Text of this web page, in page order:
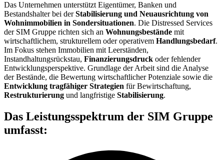
Das Unternehmen unterstützt Eigentümer, Banken und
Bestandshalter bei derStabilisierung und Neuausrichtung von
Wohnimmobilien in Sondersituationen. Die Distressed Services
der SIM Gruppe richten sich an Wohnungsbestände mit
wirtschaftlichem, strukturellem oder operativem Handlungsbedarf.
Im Fokus stehen Immobilien mit Leerständen,
Instandhaltungsrückstau, Finanzierungsdruck oder fehlender
Entwicklungsperspektive. Grundlage der Arbeit sind die Analyse
der Bestände, die Bewertung wirtschaftlicher Potenziale sowie die
Entwicklung tragfähiger Strategien für Bewirtschaftung,
Restrukturierung und langfristige Stabilisierung.
Das Leistungsspektrum der SIM Gruppe
umfasst: